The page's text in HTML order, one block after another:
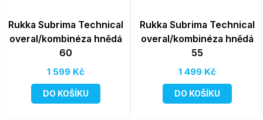
Rukka Subrima Technical
overal/kombinéza hnědá
60
1 599 Kč
DO KOŠÍKU
Rukka Subrima Technical
overal/kombinéza hnědá
55
1 499 Kč
DO KOŠÍKU